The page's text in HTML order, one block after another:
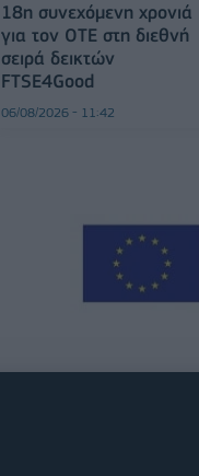
18η συνεχόμενη χρονιά
για τον ΟΤΕ στη διεθνή
σειρά δεικτών
FTSE4Good
06/08/2026 - 11:42